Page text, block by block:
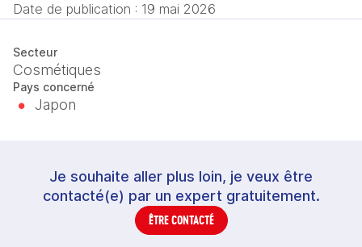
Date de publication : 19 mai 2026
Secteur
Cosmétiques
Pays concerné
Japon
Je souhaite aller plus loin, je veux être
contacté(e) par un expert gratuitement.
ÊTRE CONTACTÉ